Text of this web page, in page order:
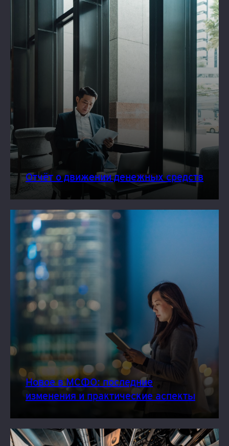
Отчёт о движении денежных средств
Новое в МСФО: последние
изменения и практические аспекты